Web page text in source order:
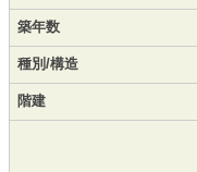
築年数
種別/構造
階建